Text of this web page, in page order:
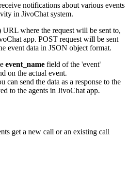
notifications about various events
in JivoChat system.
where the request will be sent to,
app. POST request will be sent
event data in JSON object format.
event_name field of the 'event'
on the actual event.
can send the data as a response to the
to the agents in JivoChat app.
get a new call or an existing call